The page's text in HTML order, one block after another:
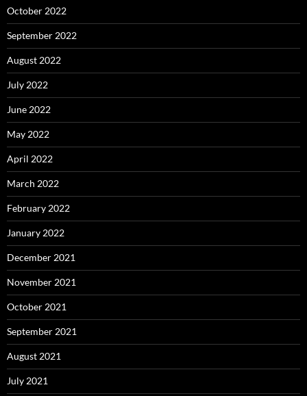
October 2022
September 2022
August 2022
July 2022
June 2022
May 2022
April 2022
March 2022
February 2022
January 2022
December 2021
November 2021
October 2021
September 2021
August 2021
July 2021